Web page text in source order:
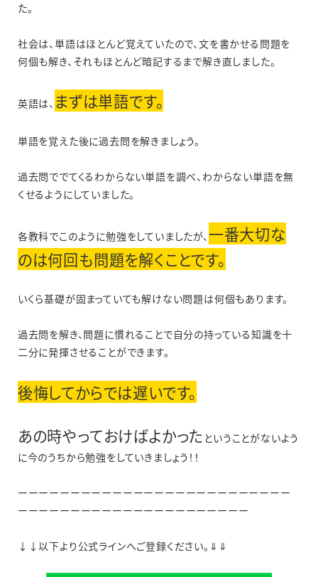
た。
社会は、単語はほとんど覚えていたので、文を書かせる問題を
何個も解き、それもほとんど暗記するまで解き直しました。
英語は、 まずは単語です。
単語を覚えた後に過去問を解きましょう。
過去問ででてくるわからない単語を調べ、わからない単語を無
くせるようにしていました。
各教科でこのように勉強をしていましたが、 一番大切な
のは何回も問題を解くことです。
いくら基礎が固まっていても解けない問題は何個もあります。
過去問を解き、問題に慣れることで自分の持っている知識を十
二分に発揮させることができます。
後悔してからでは遅いです。
あの時やっておけばよかった ということがないよう
に今のうちから勉強をしていきましょう！！
ーーーーーーーーーーーーーーーーーーーーーーーーーー
ーーーーーーーーーーーーーーーーーーーーーー
↓↓以下より公式ラインへご登録ください。⇓⇓